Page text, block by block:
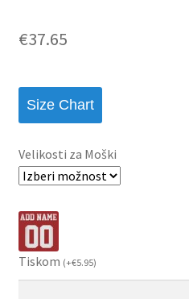
€37.65
Size Chart
Velikosti za Moški
Tiskom (+€5.95)